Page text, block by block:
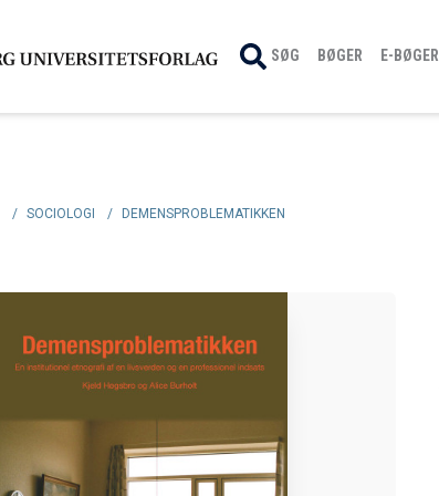
SØG BØGER E-BØGER
/ SOCIOLOGI / DEMENSPROBLEMATIKKEN